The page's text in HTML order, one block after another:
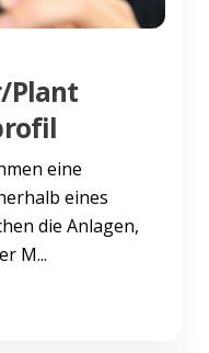
Plant
eine
eines
die Anlagen,
M...